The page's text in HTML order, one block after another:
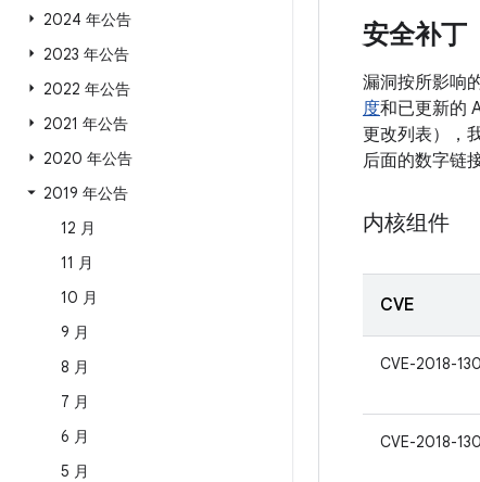
2024 年公告
2023 年公告
2022 年公告
2021 年公告
2020 年公告
2019 年公告
12 月
11 月
10 月
9 月
8 月
7 月
6 月
5 月
安全补丁
漏洞按所影响
度和已更新的
更改列表），
后面的数字链
内核组件
CVE
CVE-2018-
CVE-2018-